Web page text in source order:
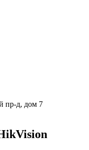
пр-д, дом 7